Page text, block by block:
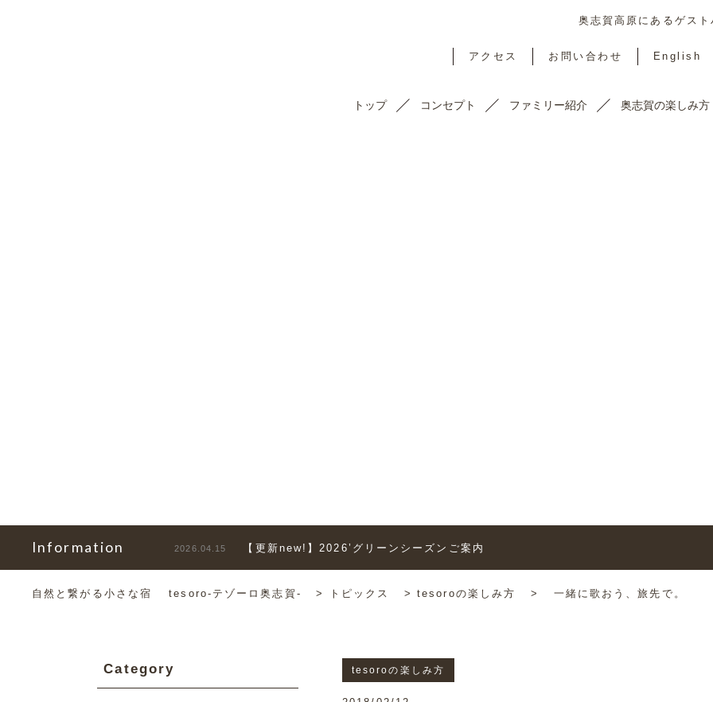
奥志賀高原にあるゲス
アクセス お問い合わせ English
トップ コンセプト ファミリー紹介 奥志賀の楽しみ方
Information 2026.04.15 【更新new!】2026’グリーンシーズンご案内
自然と繋がる小さな宿 tesoro-テゾーロ奥志賀- > トピックス >tesoroの楽しみ方 > 一緒に歌おう、旅先で。
tesoroの楽しみ方
Category